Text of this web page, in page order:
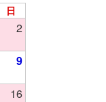
日
2
9
16